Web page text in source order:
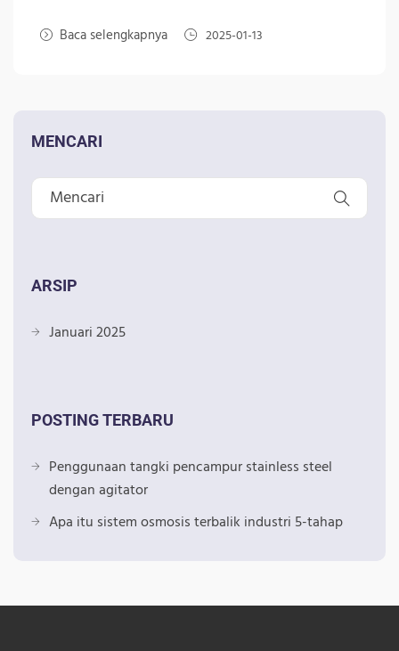
Baca selengkapnya 2025-01-13
MENCARI
ARSIP
Januari 2025
POSTING TERBARU
Penggunaan tangki pencampur stainless steel
dengan agitator
Apa itu sistem osmosis terbalik industri 5-tahap